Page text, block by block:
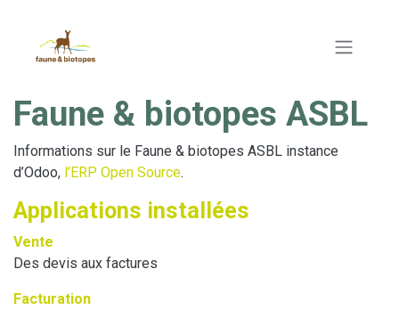
Faune & biotopes ASBL
Informations sur le Faune & biotopes ASBL instance
d’Odoo, l’ERP Open Source.
Applications installées
Vente
Des devis aux factures
Facturation